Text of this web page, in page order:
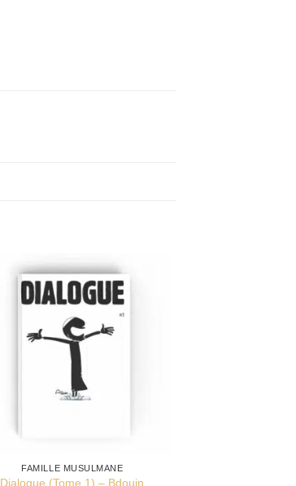
FAMILLE MUSULMANE
Dialogue (Tome 1) – Bdouin